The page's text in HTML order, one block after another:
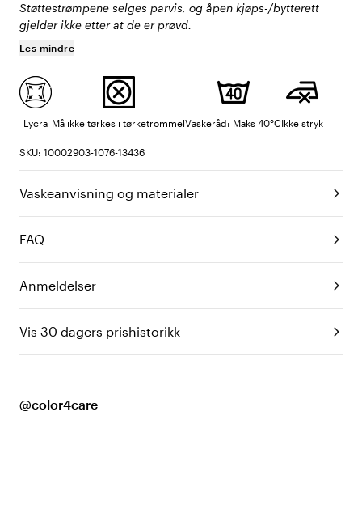
Støttestrømpene selges parvis, og åpen kjøps-/bytterett
gjelder ikke etter at de er prøvd.
Les mindre
Lycra Må ikke tørkes i tørketrommelVaskeråd: Maks 40°CIkke stryk
SKU: 10002903-1076-13436
Vaskeanvisning og materialer
FAQ
Anmeldelser
Vis 30 dagers prishistorikk
@color4care